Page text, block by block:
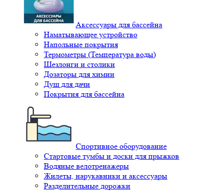
Аксессуары для бассейна
Наматывающее устройство
Напольные покрытия
Термометры (Температура воды)
Шезлонги и столики
Дозаторы для химии
Душ для дачи
Покрытия для бассейна
Спортивное оборудование
Стартовые тумбы и доски для прыжков
Водяные велотренажеры
Жилеты, нарукавники и аксессуары
Разделительные дорожки